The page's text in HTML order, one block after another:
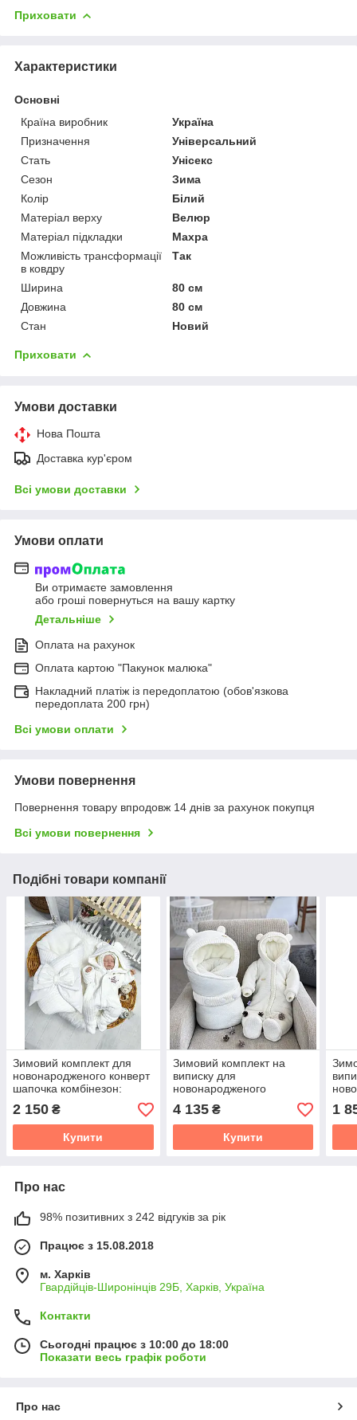
Приховати
Характеристики
Основні
Країна виробник
Україна
Призначення
Універсальний
Стать
Унісекс
Сезон
Зима
Колір
Білий
Матеріал верху
Велюр
Матеріал підкладки
Махра
Можливість трансформації
в ковдру
Так
Ширина
80 см
Довжина
80 см
Стан
Новий
Приховати
Умови доставки
Нова Пошта
Доставка кур'єром
Всі умови доставки
Умови оплати
Ви отримаєте замовлення
або гроші повернуться на вашу картку
Детальніше
Оплата на рахунок
Оплата картою "Пакунок малюка"
Накладний платіж із передоплатою (обов'язкова
передоплата 200 грн)
Всі умови оплати
Умови повернення
Повернення товару впродовж 14 днів за рахунок покупця
Всі умови повернення
Подібні товари компанії
Зимовий комплект для
новонародженого конверт
шапочка комбінезон:
2 150 ₴
Купити
Зимовий комплект на
виписку для
новонародженого
чоловічок): конверт-ковдра
та комбінезон
4 135₴
Купити
1
Про нас
98% позитивних з 242 відгуків за рік
Працює з 15.08.2018
м. Харків
Гвардійців-Широнінців 29Б, Харків, Україна
Контакти
Сьогодні працює з 10:00 до 18:00
Показати весь графік роботи
Про нас